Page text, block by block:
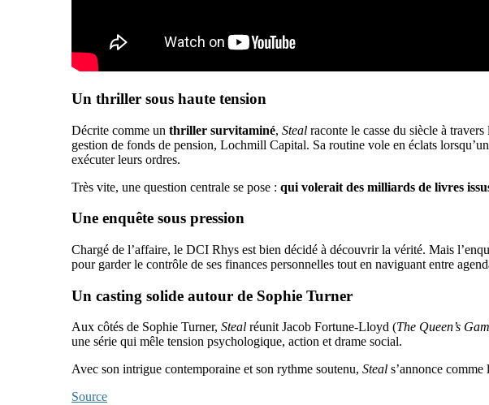
Un thriller sous haute tension
Décrite comme un thriller survitaminé, Steal raconte le casse du siècle à
gestion de fonds de pension, Lochmill Capital. Sa routine vole en éclats
exécuter leurs ordres.
Très vite, une question centrale se pose : qui volerait des milliards de livres
Une enquête sous pression
Chargé de l’affaire, le DCI Rhys est bien décidé à découvrir la vérité. Mais
pour garder le contrôle de ses finances personnelles tout en naviguant entre
Un casting solide autour de Sophie Turner
Aux côtés de Sophie Turner, Steal réunit Jacob Fortune-Lloyd (The Queen’s
une série qui mêle tension psychologique, action et drame social.
Avec son intrigue contemporaine et son rythme soutenu, Steal s’annonce
Source